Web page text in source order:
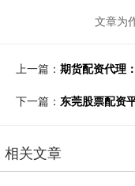
文章为
上一篇： 期货配资代理
下一篇： 东莞股票配资
相关文章